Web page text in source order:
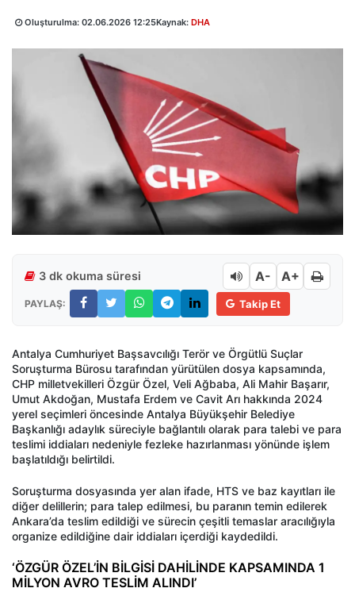
Oluşturulma: 02.06.2026 12:25Kaynak: DHA
3 dk okuma süresi A- A+
PAYLAŞ: Takip Et
Antalya Cumhuriyet Başsavcılığı Terör ve Örgütlü Suçlar
Soruşturma Bürosu tarafından yürütülen dosya kapsamında,
CHP milletvekilleri Özgür Özel, Veli Ağbaba, Ali Mahir Başarır,
Umut Akdoğan, Mustafa Erdem ve Cavit Arı hakkında 2024
yerel seçimleri öncesinde Antalya Büyükşehir Belediye
Başkanlığı adaylık süreciyle bağlantılı olarak para talebi ve para
teslimi iddiaları nedeniyle fezleke hazırlanması yönünde işlem
başlatıldığı belirtildi.
Soruşturma dosyasında yer alan ifade, HTS ve baz kayıtları ile
diğer delillerin; para talep edilmesi, bu paranın temin edilerek
Ankara’da teslim edildiği ve sürecin çeşitli temaslar aracılığıyla
organize edildiğine dair iddiaları içerdiği kaydedildi.
‘ÖZGÜR ÖZEL’İN BİLGİSİ DAHİLİNDE KAPSAMINDA 1
MİLYON AVRO TESLİM ALINDI’